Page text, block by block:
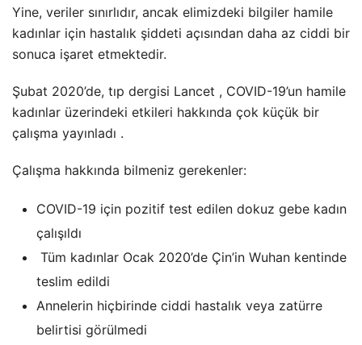
Yine, veriler sınırlıdır, ancak elimizdeki bilgiler hamile
kadınlar için hastalık şiddeti açısından daha az ciddi bir
sonuca işaret etmektedir.
Şubat 2020’de, tıp dergisi Lancet , COVID-19’un hamile
kadınlar üzerindeki etkileri hakkında çok küçük bir
çalışma yayınladı .
Çalışma hakkında bilmeniz gerekenler:
COVID-19 için pozitif test edilen dokuz gebe kadın
çalışıldı
Tüm kadınlar Ocak 2020’de Çin’in Wuhan kentinde
teslim edildi
Annelerin hiçbirinde ciddi hastalık veya zatürre
belirtisi görülmedi